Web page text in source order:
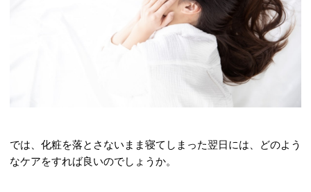
では、化粧を落とさないまま寝てしまった翌日には、どのよう
なケアをすれば良いのでしょうか。